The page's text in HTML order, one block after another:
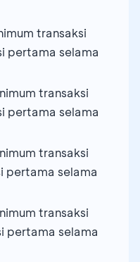
transaksi
pertama selama
transaksi
pertama selama
transaksi
pertama selama
transaksi
pertama selama